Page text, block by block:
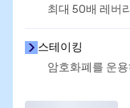
최대 50배 레버
스테이킹
암호화폐를 운